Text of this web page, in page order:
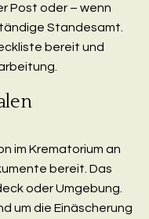
Post oder – wenn
Standesamt.
bereit und
im Krematorium an
bereit. Das
oder Umgebung.
um die Einäscherung